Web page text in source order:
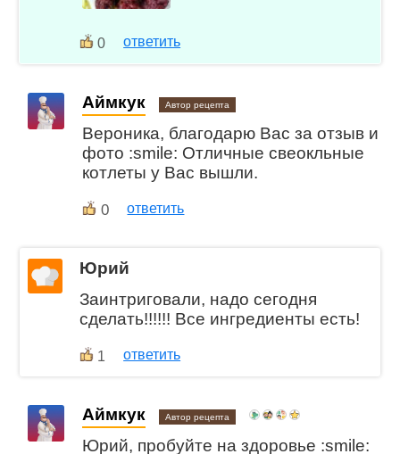
0 ответить
Аймкук Автор рецепта
Вероника, благодарю Вас за отзыв и
фото :smile: Отличные свеокльные
котлеты у Вас вышли.
0 ответить
Юрий
Заинтриговали, надо сегодня
сделать!!!!!! Все ингредиенты есть!
1 ответить
Аймкук Автор рецепта
Юрий, пробуйте на здоровье :smile: